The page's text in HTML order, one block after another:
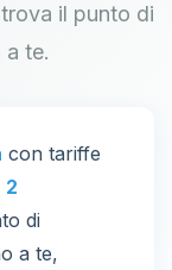
il punto di
te.
con tariffe
2
di
a te,